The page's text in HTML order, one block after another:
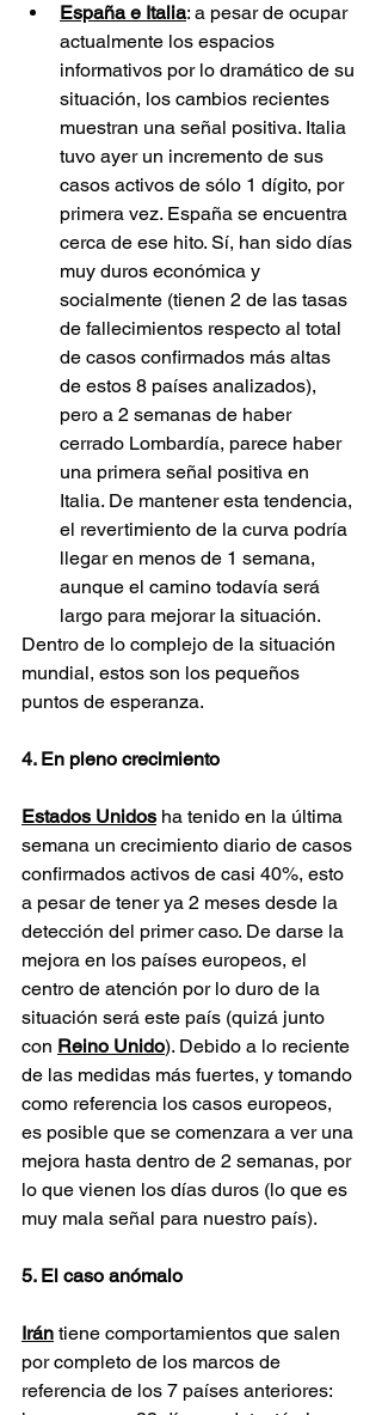
España e Italia: a pesar de ocupar
actualmente los espacios
informativos por lo dramático de su
situación, los cambios recientes
muestran una señal positiva. Italia
tuvo ayer un incremento de sus
casos activos de sólo 1 dígito, por
primera vez. España se encuentra
cerca de ese hito. Sí, han sido días
muy duros económica y
socialmente (tienen 2 de las tasas
de fallecimientos respecto al total
de casos confirmados más altas
de estos 8 países analizados),
pero a 2 semanas de haber
cerrado Lombardía, parece haber
una primera señal positiva en
Italia. De mantener esta tendencia,
el revertimiento de la curva podría
llegar en menos de 1 semana,
aunque el camino todavía será
largo para mejorar la situación.
Dentro de lo complejo de la situación
mundial, estos son los pequeños
puntos de esperanza.
4. En pleno crecimiento
Estados Unidos ha tenido en la última
semana un crecimiento diario de casos
confirmados activos de casi 40%, esto
a pesar de tener ya 2 meses desde la
detección del primer caso. De darse la
mejora en los países europeos, el
centro de atención por lo duro de la
situación será este país (quizá junto
con Reino Unido). Debido a lo reciente
de las medidas más fuertes, y tomando
como referencia los casos europeos,
es posible que se comenzara a ver una
mejora hasta dentro de 2 semanas, por
lo que vienen los días duros (lo que es
muy mala señal para nuestro país).
5. El caso anómalo
Irán tiene comportamientos que salen
por completo de los marcos de
referencia de los 7 países anteriores: